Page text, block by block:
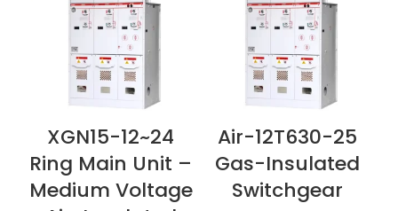
VEJA AGORA
XGN15-12~24
Ring Main Unit –
Medium Voltage
VEJA AGORA
Air-12T630-25
Gas-Insulated
Switchgear